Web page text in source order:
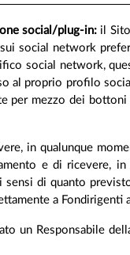
social/plug-in: il
social network
social network,
al proprio profilo
per mezzo dei
in qualunque
e di ricevere,
di quanto
a
un Responsabile